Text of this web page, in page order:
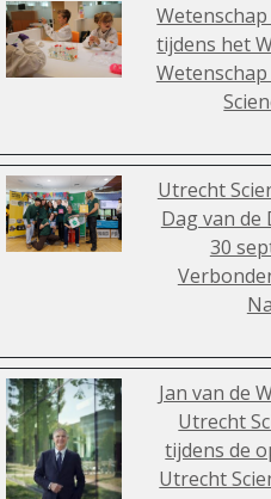
tijdens het
Utrecht
Dag van de
30
Jan van de
Utrecht
tijdens de
Utrecht